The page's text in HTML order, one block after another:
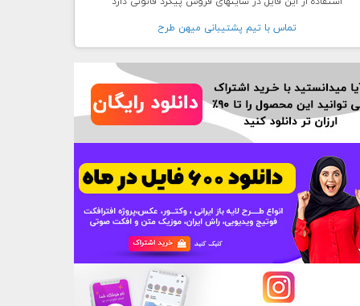
تماس با تيم پشتيبانی ميهن طرح